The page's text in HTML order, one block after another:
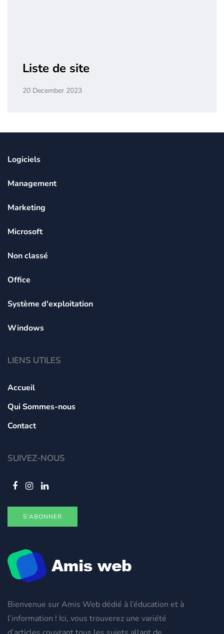
Liste de site
20 December 2023
Bienvenue sur Amis Web dédié à l’éducation et à
l’information ! Ici, vous trouverez une variété
Logiciels
Management
Marketing
Microsoft
Non classé
Office
Système d'exploitation
Windows
LIENS UTILES
Accueil
Qui Sommes-nous
Contact
SUIVEZ-NOUS
S'ABONNER